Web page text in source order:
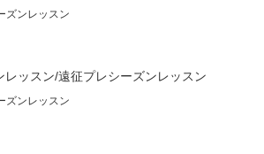
ズンレッスン
レッスン/遠征プレシーズンレッスン
ズンレッスン